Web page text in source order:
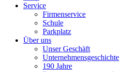
Service
Firmenservice
Schule
Parkplatz
Über uns
Unser Geschäft
Unternehmensgeschichte
190 Jahre